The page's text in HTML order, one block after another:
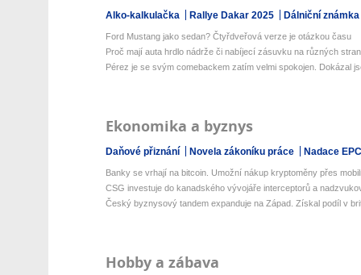
Alko-kalkulačka Rallye Dakar 2025 Dálniční
Ford Mustang jako sedan? Čtyřdveřová verze je otázkou času
Proč mají auta hrdlo nádrže či nabíjecí zásuvku na různých
Pérez je se svým comebackem zatím velmi spokojen. Dokázal
Ekonomika a byznys
Daňové přiznání Novela zákoníku práce Nadace
Banky se vrhají na bitcoin. Umožní nákup kryptoměny přes
CSG investuje do kanadského vývojáře interceptorů a
Český byznysový tandem expanduje na Západ. Získal podíl v
Hobby a zábava